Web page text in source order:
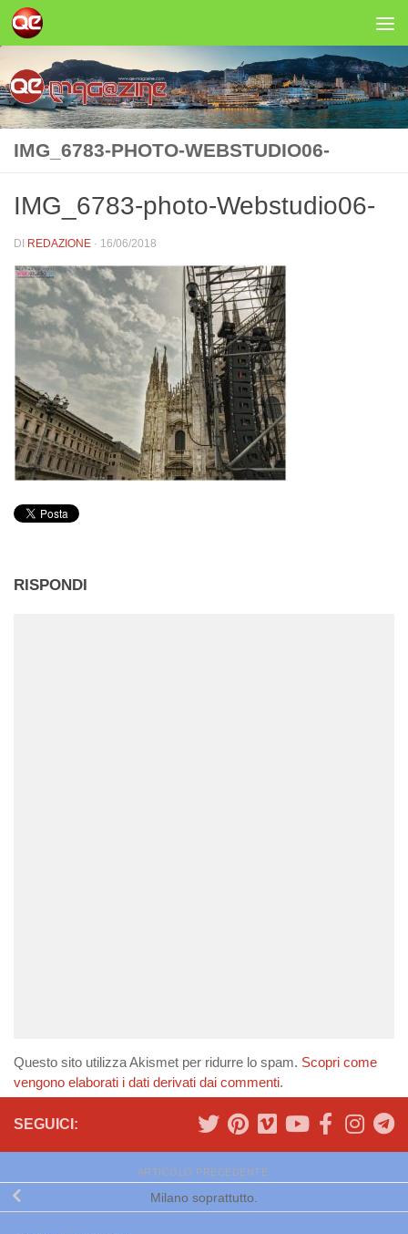
Salta al contenuto
IMG_6783-PHOTO-WEBSTUDIO06-
IMG_6783-photo-Webstudio06-
DI REDAZIONE · 16/06/2018
RISPONDI
Questo sito utilizza Akismet per ridurre lo spam. Scopri come
vengono elaborati i dati derivati dai commenti.
SEGUICI:
ARTICOLO PRECEDENTE
Milano soprattutto.